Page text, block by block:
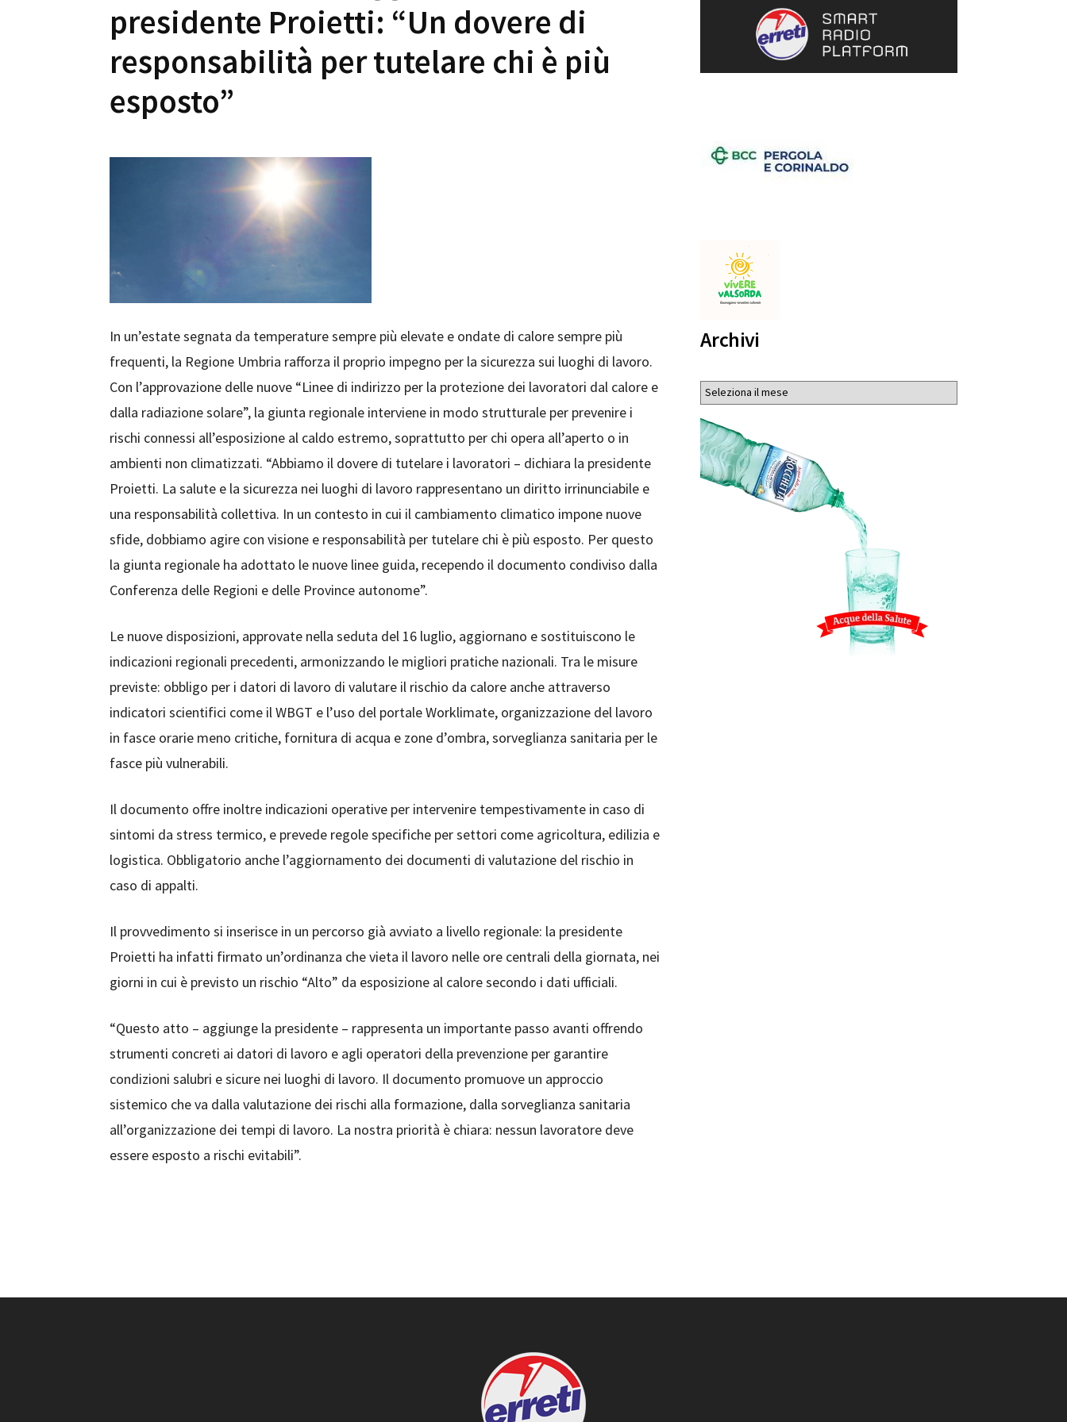
presidente Proietti: “Un dovere di
responsabilità per tutelare chi è più
esposto”
In un’estate segnata da temperature sempre più elevate e ondate di calore sempre più
frequenti, la Regione Umbria rafforza il proprio impegno per la sicurezza sui luoghi di lavoro.
Con l’approvazione delle nuove “Linee di indirizzo per la protezione dei lavoratori dal calore e
dalla radiazione solare”, la giunta regionale interviene in modo strutturale per prevenire i
rischi connessi all’esposizione al caldo estremo, soprattutto per chi opera all’aperto o in
ambienti non climatizzati. “Abbiamo il dovere di tutelare i lavoratori – dichiara la presidente
Proietti. La salute e la sicurezza nei luoghi di lavoro rappresentano un diritto irrinunciabile e
una responsabilità collettiva. In un contesto in cui il cambiamento climatico impone nuove
sfide, dobbiamo agire con visione e responsabilità per tutelare chi è più esposto. Per questo
la giunta regionale ha adottato le nuove linee guida, recependo il documento condiviso dalla
Conferenza delle Regioni e delle Province autonome”.
Le nuove disposizioni, approvate nella seduta del 16 luglio, aggiornano e sostituiscono le
indicazioni regionali precedenti, armonizzando le migliori pratiche nazionali. Tra le misure
previste: obbligo per i datori di lavoro di valutare il rischio da calore anche attraverso
indicatori scientifici come il WBGT e l’uso del portale Worklimate, organizzazione del lavoro
in fasce orarie meno critiche, fornitura di acqua e zone d’ombra, sorveglianza sanitaria per le
fasce più vulnerabili.
Il documento offre inoltre indicazioni operative per intervenire tempestivamente in caso di
sintomi da stress termico, e prevede regole specifiche per settori come agricoltura, edilizia e
logistica. Obbligatorio anche l’aggiornamento dei documenti di valutazione del rischio in
caso di appalti.
Il provvedimento si inserisce in un percorso già avviato a livello regionale: la presidente
Proietti ha infatti firmato un’ordinanza che vieta il lavoro nelle ore centrali della giornata, nei
giorni in cui è previsto un rischio “Alto” da esposizione al calore secondo i dati ufficiali.
“Questo atto – aggiunge la presidente – rappresenta un importante passo avanti offrendo
strumenti concreti ai datori di lavoro e agli operatori della prevenzione per garantire
condizioni salubri e sicure nei luoghi di lavoro. Il documento promuove un approccio
sistemico che va dalla valutazione dei rischi alla formazione, dalla sorveglianza sanitaria
all’organizzazione dei tempi di lavoro. La nostra priorità è chiara: nessun lavoratore deve
essere esposto a rischi evitabili”.
Archivi
Archivi